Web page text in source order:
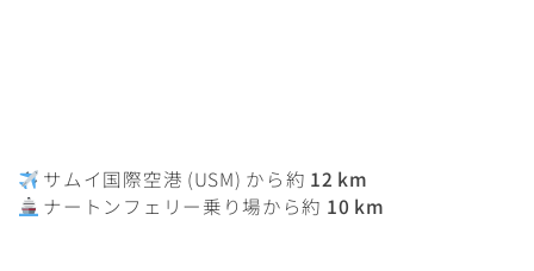
サムイ国際空港 (USM) から約 12 km
ナートンフェリー乗り場から約 10 km